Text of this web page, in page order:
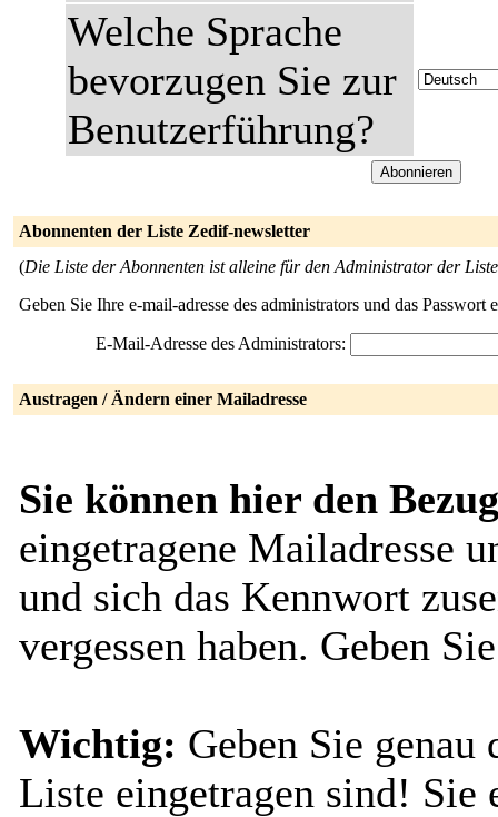
Welche Sprache
bevorzugen Sie zur
Benutzerführung?
Abonnenten der Liste Zedif-newsletter
(Die Liste der Abonnenten ist alleine für den Administrator der
Geben Sie Ihre e-mail-adresse des administrators und das
E-Mail-Adresse des Administrators:
Austragen / Ändern einer Mailadresse
Sie können hier den
eingetragene Mailadresse
und sich das Kennwort
vergessen haben. Geben
Wichtig: Geben Sie
Liste eingetragen sind!